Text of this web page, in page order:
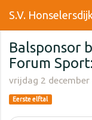
S.V.
Balsponsor
Forum
vrijdag 2 december
Eerste elftal